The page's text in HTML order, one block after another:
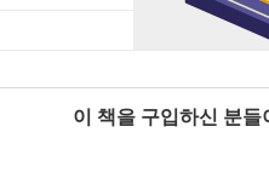
이 책을 구입하신 분